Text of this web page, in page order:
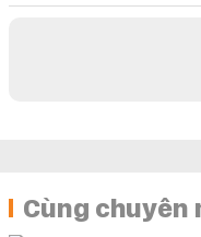
Cùng chuyên